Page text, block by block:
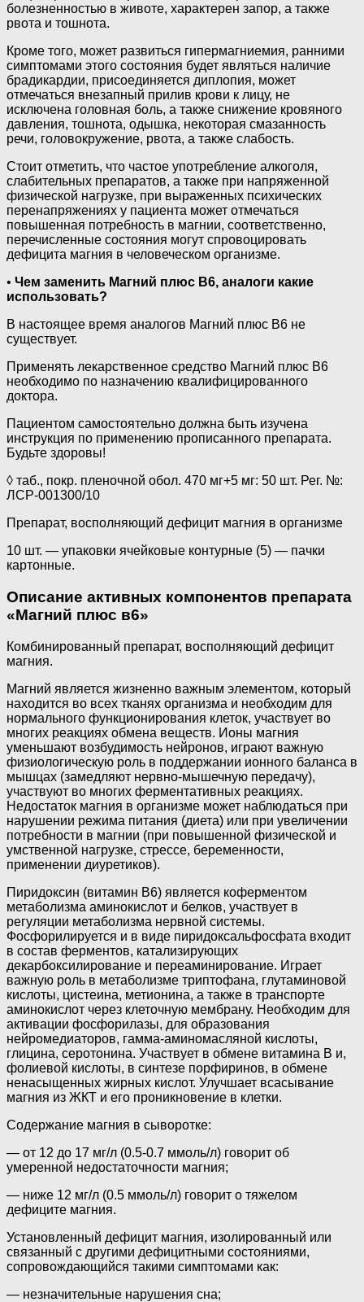
болезненностью в животе, характерен запор, а также
рвота и тошнота.
Кроме того, может развиться гипермагниемия, ранними
симптомами этого состояния будет являться наличие
брадикардии, присоединяется диплопия, может
отмечаться внезапный прилив крови к лицу, не
исключена головная боль, а также снижение кровяного
давления, тошнота, одышка, некоторая смазанность
речи, головокружение, рвота, а также слабость.
Стоит отметить, что частое употребление алкоголя,
слабительных препаратов, а также при напряженной
физической нагрузке, при выраженных психических
перенапряжениях у пациента может отмечаться
повышенная потребность в магнии, соответственно,
перечисленные состояния могут спровоцировать
дефицита магния в человеческом организме.
• Чем заменить Магний плюс В6, аналоги какие
использовать?
В настоящее время аналогов Магний плюс В6 не
существует.
Применять лекарственное средство Магний плюс В6
необходимо по назначению квалифицированного
доктора.
Пациентом самостоятельно должна быть изучена
инструкция по применению прописанного препарата.
Будьте здоровы!
◊ таб., покр. пленочной обол. 470 мг+5 мг: 50 шт. Рег. №:
ЛСР-001300/10
Препарат, восполняющий дефицит магния в организме
10 шт. — упаковки ячейковые контурные (5) — пачки
картонные.
Описание активных компонентов препарата
«Магний плюс в6»
Комбинированный препарат, восполняющий дефицит
магния.
Магний является жизненно важным элементом, который
находится во всех тканях организма и необходим для
нормального функционирования клеток, участвует во
многих реакциях обмена веществ. Ионы магния
уменьшают возбудимость нейронов, играют важную
физиологическую роль в поддержании ионного баланса в
мышцах (замедляют нервно-мышечную передачу),
участвуют во многих ферментативных реакциях.
Недостаток магния в организме может наблюдаться при
нарушении режима питания (диета) или при увеличении
потребности в магнии (при повышенной физической и
умственной нагрузке, стрессе, беременности,
применении диуретиков).
Пиридоксин (витамин В6) является коферментом
метаболизма аминокислот и белков, участвует в
регуляции метаболизма нервной системы.
Фосфорилируется и в виде пиридоксальфосфата входит
в состав ферментов, катализирующих
декарбоксилирование и переаминирование. Играет
важную роль в метаболизме триптофана, глутаминовой
кислоты, цистеина, метионина, а также в транспорте
аминокислот через клеточную мембрану. Необходим для
активации фосфорилазы, для образования
нейромедиаторов, гамма-аминомасляной кислоты,
глицина, серотонина. Участвует в обмене витамина В и,
фолиевой кислоты, в синтезе порфиринов, в обмене
ненасыщенных жирных кислот. Улучшает всасывание
магния из ЖКТ и его проникновение в клетки.
Содержание магния в сыворотке:
— от 12 до 17 мг/л (0.5-0.7 ммоль/л) говорит об
умеренной недостаточности магния;
— ниже 12 мг/л (0.5 ммоль/л) говорит о тяжелом
дефиците магния.
Установленный дефицит магния, изолированный или
связанный с другими дефицитными состояниями,
сопровождающийся такими симптомами как:
— незначительные нарушения сна;